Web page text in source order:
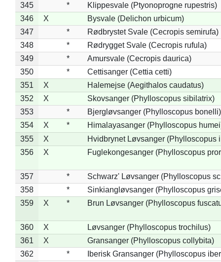
345
*
Klippesvale (Ptyonoprogne rupestris)
346
X
Bysvale (Delichon urbicum)
347
*
Rødbrystet Svale (Cecropis semirufa)
348
*
Rødrygget Svale (Cecropis rufula)
349
*
Amursvale (Cecropis daurica)
350
*
Cettisanger (Cettia cetti)
351
X
Halemejse (Aegithalos caudatus)
352
X
Skovsanger (Phylloscopus sibilatrix)
353
*
Bjergløvsanger (Phylloscopus bonelli)
354
X *
Himalayasanger (Phylloscopus
355
X
Hvidbrynet Løvsanger (Phylloscopus
356
X Fuglekongesanger (Phylloscopus
357 *
Schwarz' Løvsanger (Phylloscopus
358
*
Sinkiangløvsanger (Phylloscopus
359
X * Brun Løvsanger (Phylloscopus
360 X
Løvsanger (Phylloscopus trochilus)
361
X
Gransanger (Phylloscopus collybita)
362
* Iberisk Gransanger (Phylloscopus